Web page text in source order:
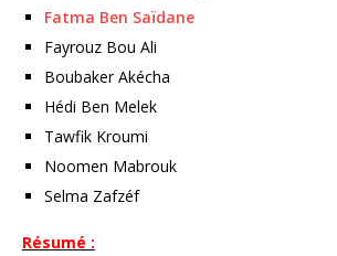
Fatma Ben Saïdane
Fayrouz Bou Ali
Boubaker Akécha
Hédi Ben Melek
Tawfik Kroumi
Noomen Mabrouk
Selma Zafzéf
Résumé :